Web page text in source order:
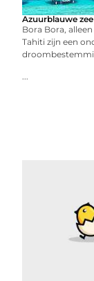
Azuurblauwe
Bora Bora,
Tahiti zijn een
...